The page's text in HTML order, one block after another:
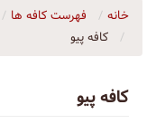
خانه فهرست کافه ها
کافه پیو
کافه پیو